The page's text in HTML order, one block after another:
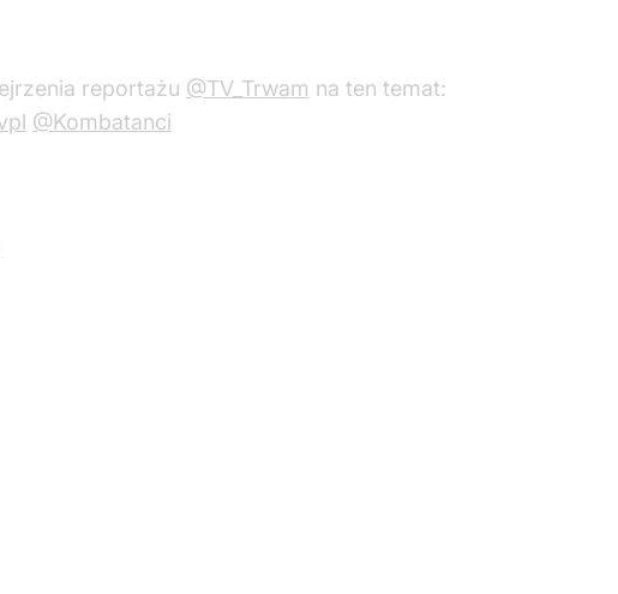
reportażu @TV_Trwam na ten temat:
@Kombatanci